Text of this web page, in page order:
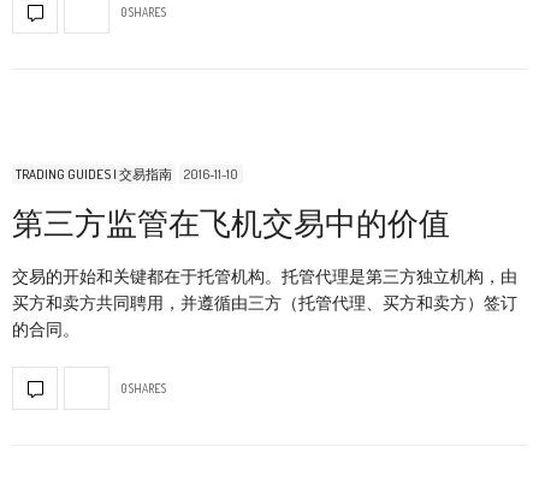
0 SHARES
TRADING GUIDES | 交易指南 2016-11-10
第三方监管在飞机交易中的价值
交易的开始和关键都在于托管机构。托管代理是第三方独立机构，由
买方和卖方共同聘用，并遵循由三方（托管代理、买方和卖方）签订
的合同。
0 SHARES